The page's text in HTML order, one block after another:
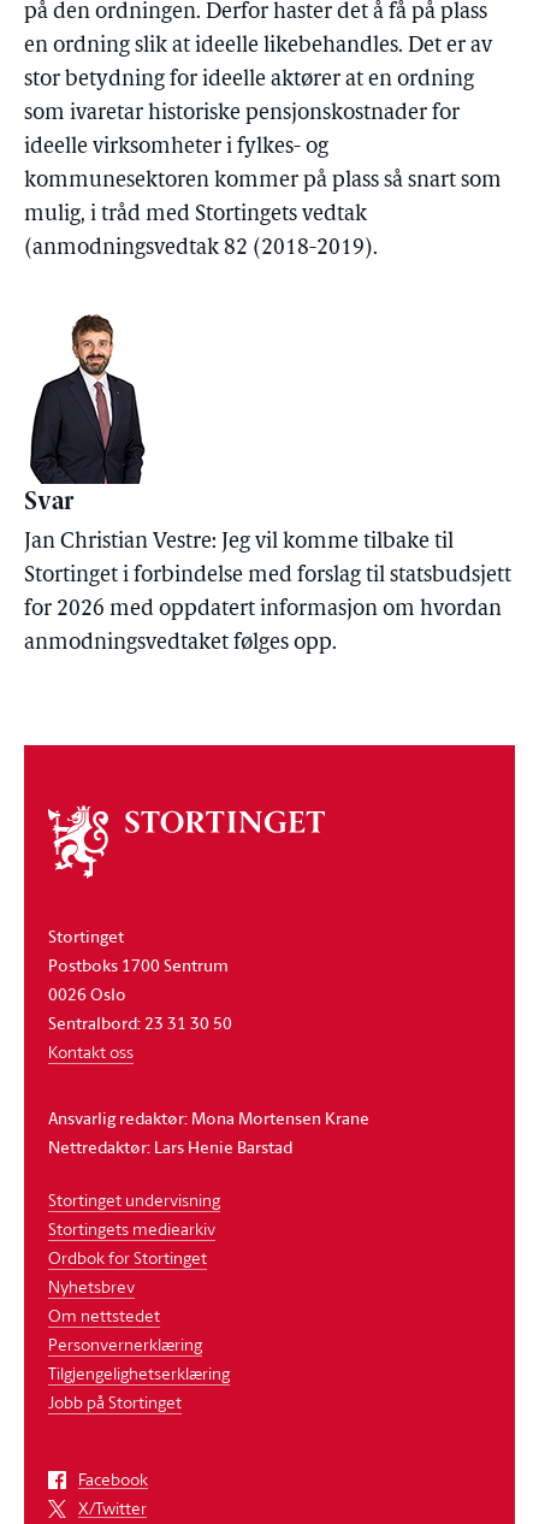
på den ordningen. Derfor haster det å få på plass
en ordning slik at ideelle likebehandles. Det er av
stor betydning for ideelle aktører at en ordning
som ivaretar historiske pensjonskostnader for
ideelle virksomheter i fylkes- og
kommunesektoren kommer på plass så snart som
mulig, i tråd med Stortingets vedtak
(anmodningsvedtak 82 (2018-2019).
Svar
Jan Christian Vestre: Jeg vil komme tilbake til
Stortinget i forbindelse med forslag til statsbudsjett
for 2026 med oppdatert informasjon om hvordan
anmodningsvedtaket følges opp.
Om
stortinget
Stortinget
Postboks 1700 Sentrum
0026 Oslo
Sentralbord: 23 31 30 50
Kontakt oss
Ansvarlig redaktør: Mona Mortensen Krane
Nettredaktør: Lars Henie Barstad
Stortinget undervisning
Stortingets mediearkiv
Ordbok for Stortinget
Nyhetsbrev
Om nettstedet
Personvernerklæring
Tilgjengelighetserklæring
Jobb på Stortinget
Facebook
X/Twitter